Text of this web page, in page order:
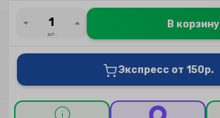
шт.
В корзину
Экспресс от 150р.